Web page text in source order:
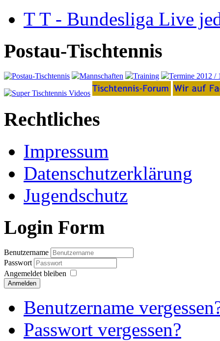
T T - Bundesliga Live
Postau-Tischtennis
Rechtliches
Impressum
Datenschutzerklärung
Jugendschutz
Login Form
Benutzername
Passwort
Angemeldet bleiben
Anmelden
Benutzername
Passwort vergessen?